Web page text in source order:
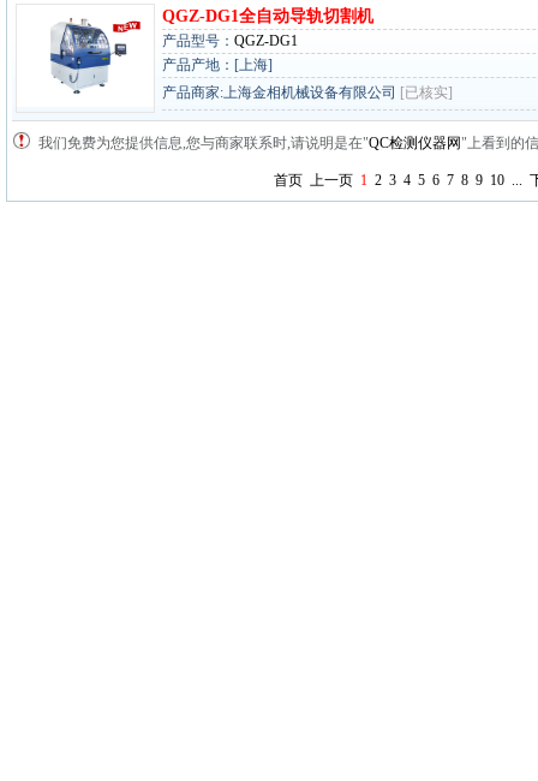
QGZ-DG1全自动导轨切割机
产品型号： QGZ-DG1
产品产地：[上海]
产品商家:上海金相机械设备有限公司 [已核实]
我们免费为您提供信息,您与商家联系时,请说明是在"QC检测仪器网"上看到的
首页 上一页 1 2 3 4 5 6 7 8 9 10 ...